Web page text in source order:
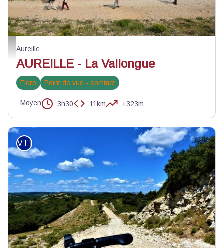
La Vallongue - Aureille - PNR Alpilles
Aureille
AUREILLE - La Vallongue
Flore Point de vue - sommet
Moyen 3h30 11km +323m
VTT